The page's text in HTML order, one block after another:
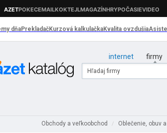
internet firmy
Obchody a veľkoobchod / Oblečenie, obuv